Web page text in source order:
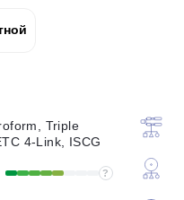
Triple
4-Link, ISCG
?